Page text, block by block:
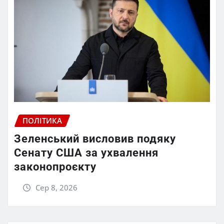
ПОЛІТИКА
Зеленський висловив подяку
Сенату США за ухвалення
законопроєкту
Сер 8, 2026